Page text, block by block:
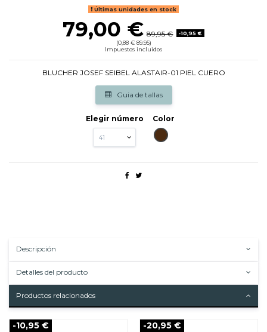
Últimas unidades en stock
79,00 € 89,95 €
-10,95 €
(0,88 € 89.95)
Impuestos incluidos
BLUCHER JOSEF SEIBEL ALASTAIR-01 PIEL CUERO
Guia de tallas
Elegir número
Color
MARRON
Descripción
Detalles del producto
Productos relacionados
-10,95 € -20,95 €